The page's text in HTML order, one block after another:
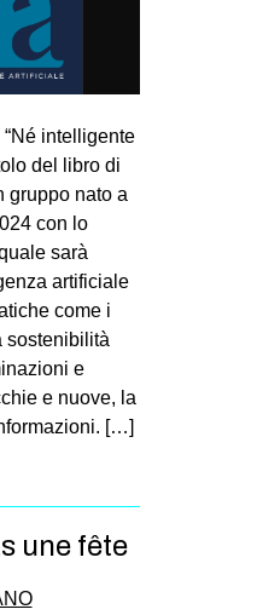
intelligente
del libro di
gruppo nato a
con lo
sarà
artificiale
come i
sostenibilità
e
e nuove, la
[…]
une fête